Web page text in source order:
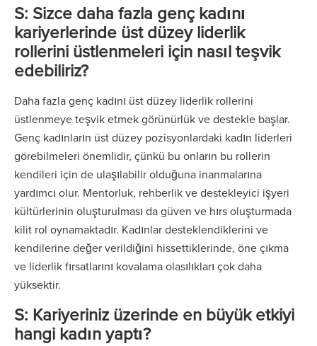
S: Sizce daha fazla genç kadını
kariyerlerinde üst düzey liderlik
rollerini üstlenmeleri için nasıl teşvik
edebiliriz?
Daha fazla genç kadını üst düzey liderlik rollerini
üstlenmeye teşvik etmek görünürlük ve destekle başlar.
Genç kadınların üst düzey pozisyonlardaki kadın liderleri
görebilmeleri önemlidir, çünkü bu onların bu rollerin
kendileri için de ulaşılabilir olduğuna inanmalarına
yardımcı olur. Mentorluk, rehberlik ve destekleyici işyeri
kültürlerinin oluşturulması da güven ve hırs oluşturmada
kilit rol oynamaktadır. Kadınlar desteklendiklerini ve
kendilerine değer verildiğini hissettiklerinde, öne çıkma
ve liderlik fırsatlarını kovalama olasılıkları çok daha
yüksektir.
S: Kariyeriniz üzerinde en büyük etkiyi
hangi kadın yaptı?